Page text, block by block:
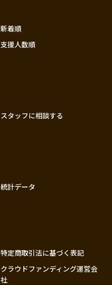
中国
大分
新着順
支援人数順
スタッフに相談する
統計データ
特定商取引法に基づく表記
クラウドファンディング運営会
社